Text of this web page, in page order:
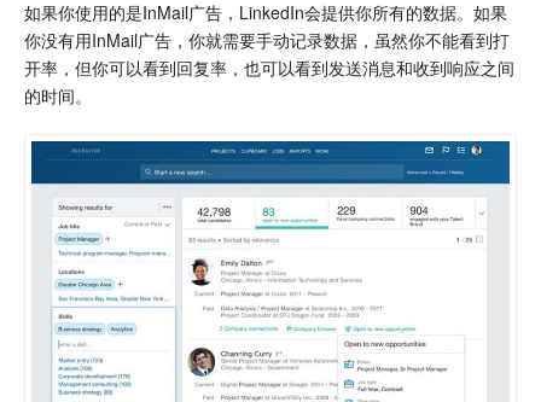
如果你使用的是InMail广告，LinkedIn会提供你所有的数据。如果
你没有用InMail广告，你就需要手动记录数据，虽然你不能看到打
开率，但你可以看到回复率，也可以看到发送消息和收到响应之间
的时间。